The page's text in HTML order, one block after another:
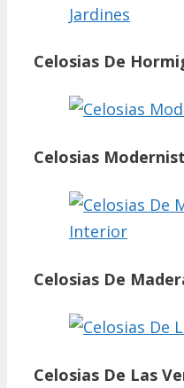
Celosias De
Celosias
Celosias De
Celosias De Las